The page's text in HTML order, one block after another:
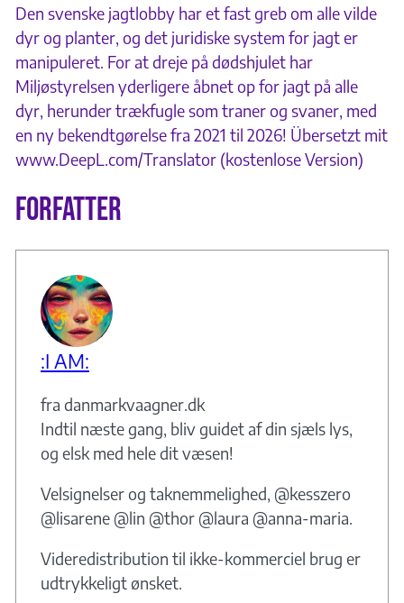
Den svenske jagtlobby har et fast greb om alle vilde
dyr og planter, og det juridiske system for jagt er
manipuleret. For at dreje på dødshjulet har
Miljøstyrelsen yderligere åbnet op for jagt på alle
dyr, herunder trækfugle som traner og svaner, med
en ny bekendtgørelse fra 2021 til 2026! Übersetzt mit
www.DeepL.com/Translator (kostenlose Version)
Forfatter
:I AM:
fra danmarkvaagner.dk
Indtil næste gang, bliv guidet af din sjæls lys,
og elsk med hele dit væsen!
Velsignelser og taknemmelighed, @kesszero
@lisarene @lin @thor @laura @anna-maria.
Videredistribution til ikke-kommerciel brug er
udtrykkeligt ønsket.